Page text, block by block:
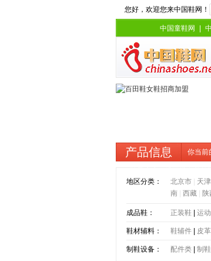
您好，欢迎您来中国鞋网！
中国童鞋网
产品信息 你当前
地区分类： 北京市| 天津
南| 西藏| 陕
成品鞋： 正装鞋| 运
鞋材辅料： 鞋辅件| 皮
制鞋设备： 配件类| 制